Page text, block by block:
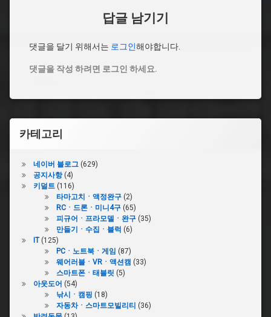
답글 남기기
댓글을 달기 위해서는 로그인해야합니다.
댓글을 작성 하려면 로그인 하세요.
카테고리
네이버 블로그 (629)
공지사항(4)
키덜트 (116)
타마고치ㆍ액정완구(2)
RCㆍ드론ㆍ미니4구(65)
피규어ㆍ프라모델ㆍ완구(35)
만들기ㆍ수집ㆍ블럭 (6)
IT(125)
PCㆍ노트북ㆍ게임 (87)
웨어러블ㆍVRㆍ액션캠 (33)
스마트폰ㆍ태블릿 (5)
아웃도어 (54)
낚시ㆍ캠핑 (18)
자동차ㆍ스마트모빌리티 (36)